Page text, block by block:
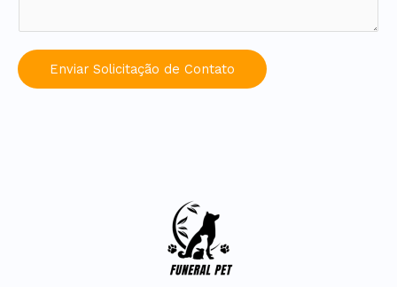
Enviar Solicitação de Contato